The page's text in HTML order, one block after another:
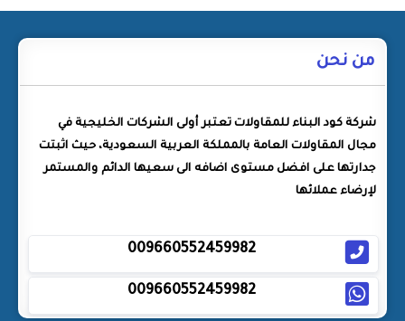
من نحن
شركة كود البناء للمقاولات تعتبر أولى الشركات الخليجية في
مجال المقاولات العامة بالمملكة العربية السعودية، حيث اثبتت
جدارتها على افضل مستوى اضافه الى سعيها الدائم والمستمر
لإرضاء عملائها
009660552459982
009660552459982